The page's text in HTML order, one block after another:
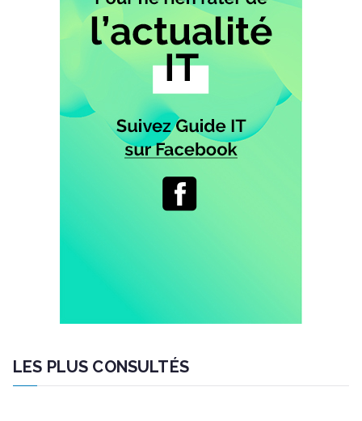
LES PLUS CONSULTÉS